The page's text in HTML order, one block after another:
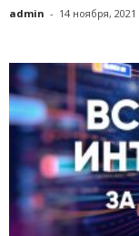
admin - 14 ноября, 2021